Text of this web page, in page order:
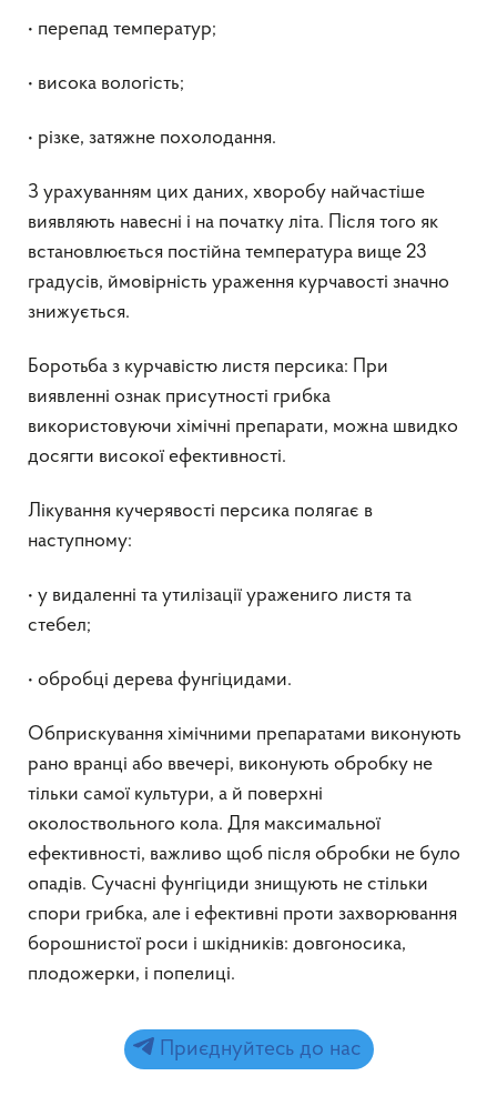
• перепад температур;
• висока вологість;
• різке, затяжне похолодання.
З урахуванням цих даних, хворобу найчастіше
виявляють навесні і на початку літа. Після того як
встановлюється постійна температура вище 23
градусів, ймовірність ураження курчавості значно
знижується.
Боротьба з курчавістю листя персика: При
виявленні ознак присутності грибка
використовуючи хімічні препарати, можна швидко
досягти високої ефективності.
Лікування кучерявості персика полягає в
наступному:
• у видаленні та утилізації уражениго листя та
стебел;
• обробці дерева фунгіцидами.
Обприскування хімічними препаратами виконують
рано вранці або ввечері, виконують обробку не
тільки самої культури, а й поверхні
околоствольного кола. Для максимальної
ефективності, важливо щоб після обробки не було
опадів. Сучасні фунгіциди знищують не стільки
спори грибка, але і ефективні проти захворювання
борошнистої роси і шкідників: довгоносика,
плодожерки, і попелиці.
Приєднуйтесь до нас